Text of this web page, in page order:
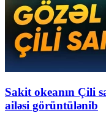
Sakit okeanın Çili
ailəsi görüntülənib